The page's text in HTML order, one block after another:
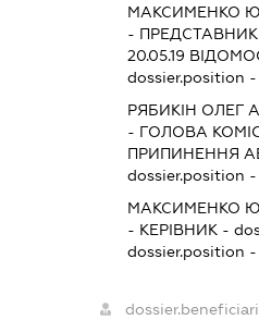
МАКСИМЕНКО
- ПРЕДСТАВНИК
20.05.19
dossier.position -
РЯБИКІН ОЛЕГ
- ГОЛОВА
ПРИПИНЕННЯ
dossier.position -
МАКСИМЕНКО
- КЕРІВНИК -
dossier.position -